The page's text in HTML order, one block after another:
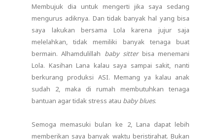
Membujuk dia untuk mengerti jika saya sedang
mengurus adiknya. Dan tidak banyak hal yang bisa
saya lakukan bersama Lola karena jujur saja
melelahkan, tidak memiliki banyak tenaga buat
bermain. Alhamdulillah baby sitterbisa menemani
Lola. Kasihan Lana kalau saya sampai sakit, nanti
berkurang produksi ASI. Memang ya kalau anak
sudah 2, maka di rumah membutuhkan tenaga
bantuan agar tidak stress atau baby blues.
Semoga memasuki bulan ke 2, Lana dapat lebih
memberikan saya banyak waktu beristirahat. Bukan